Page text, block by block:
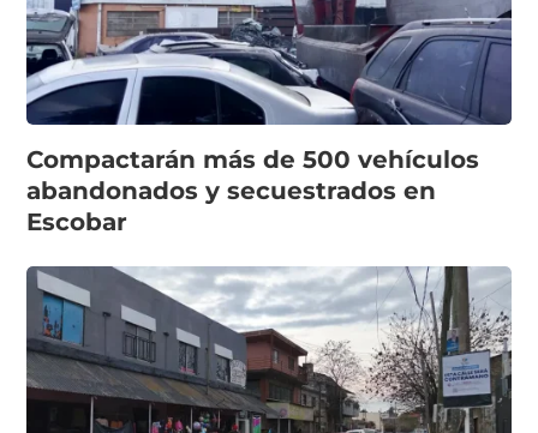
Compactarán más de 500 vehículos
abandonados y secuestrados en
Escobar